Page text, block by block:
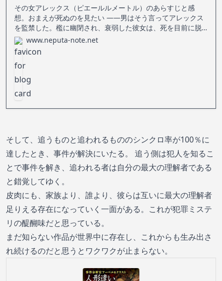
その女アレックス（ピエールルメートル）のあらすじと感
想。おまえが死ぬのを見たい ――男はそう言ってアレックス
を監禁した。檻に幽閉され、衰弱した彼女は、死を目前に脱
出を図るが……しかし、ここまでは序章にすぎない。孤独な女
アレックスの壮絶なる秘密が明かされるや、物語は大逆転を
繰り返し
www.neputa-note.net
そして、追うものと追われるもののシンクロ率が100％に
達したとき、事件が解決にいたる。 追う側は犯人を知るこ
とで事件を解き、追われる者は自分の最大の理解者である
と錯覚してゆく。
皮肉にも、家族より、誰より、彼らは互いに最大の理解者
足りえる存在になっていく一面がある。これが犯罪ミステ
リの醍醐味だと思っている。
まだ知らない作品が世界中に存在し、これからも生み出さ
れ続けるのだと思うとワクワクが止まらない。